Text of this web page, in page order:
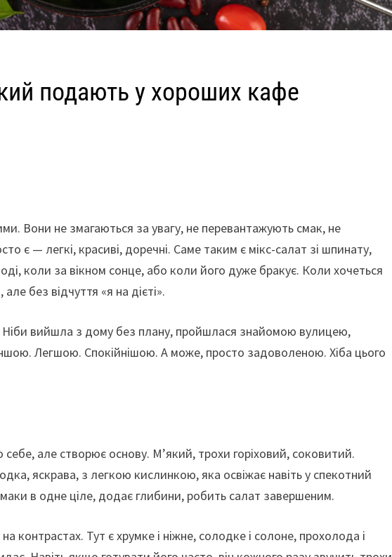
подають у хороших кафе
Вони не змагаються за увагу, не перевантажують смак, не
є — легкі, красиві, доречні. Саме таким є мікс-салат зі шпинату,
коли за вікном сонце, або коли його дуже бракує. Коли хочеться
без відчуття «я на дієті».
Ніби вийшла з дому без плану, пройшлася знайомою вулицею,
Легшою. Спокійнішою. А може, просто задоволеною. Хіба цього
але створює основу. М’який, трохи горіховий, соковитий.
яскрава, з легкою кислинкою, яка освіжає навіть у спекотний
в одне ціле, додає глибини, робить салат завершеним.
контрастах. Тут є хрумке і ніжне, солодке і солоне, прохолода і